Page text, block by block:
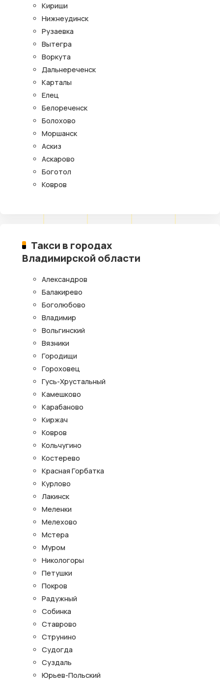
Кириши
Нижнеудинск
Рузаевка
Вытегра
Воркута
Дальнереченск
Карталы
Елец
Белореченск
Болохово
Моршанск
Аскиз
Аскарово
Боготол
Ковров
Такси в городах
Владимирской области
Александров
Балакирево
Боголюбово
Владимир
Вольгинский
Вязники
Городищи
Гороховец
Гусь-Хрустальный
Камешково
Карабаново
Киржач
Ковров
Кольчугино
Костерево
Красная Горбатка
Курлово
Лакинск
Меленки
Мелехово
Мстера
Муром
Никологоры
Петушки
Покров
Радужный
Собинка
Ставрово
Струнино
Судогда
Суздаль
Юрьев-Польский